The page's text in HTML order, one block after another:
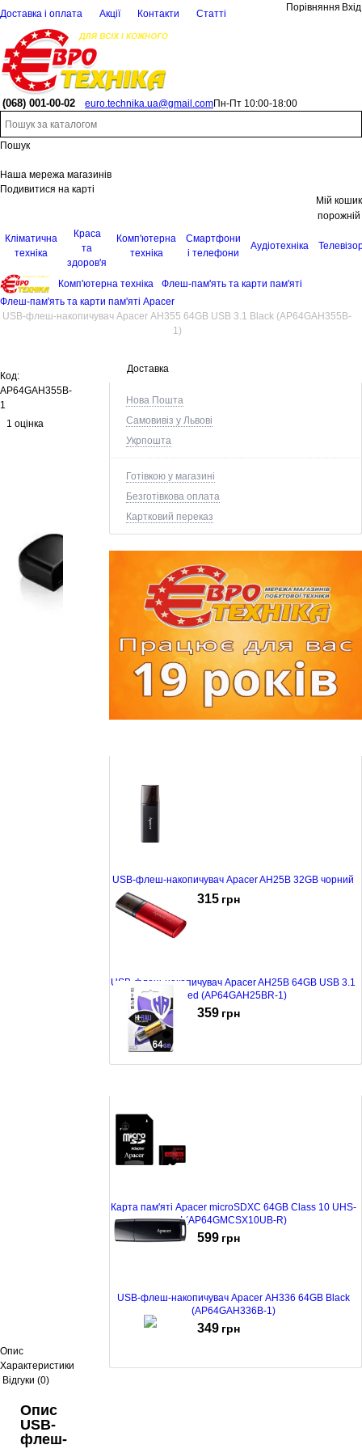
Доставка і оплата Акції Контакти Статті
Порівняння Вхід
(068) 001-00-02 euro.technika.ua@gmail.comПн-Пт 10:00-18:00
Пошук
Наша мережа магазинів
Подивитися на карті
Мій кошик
порожній
Кліматична
техніка
Краса
та
здоров'я
Комп'ютерна
техніка
Смартфони
і телефони
Аудіотехніка
Комп'ютерна техніка
Флеш-пам'ять та карти пам'яті
Флеш-пам'ять та карти пам'яті Apacer
USB-флеш-накопичувач Apacer AH355 64GB USB 3.1 Black (AP64GAH355B-
1)
Доставка
Нова Пошта
Самовивіз у Львові
Укрпошта
Готівкою у магазині
Безготівкова оплата
Картковий переказ
USB-флеш-накопичувач Apacer AH25B 32GB чорний
315 грн
USB-флеш-накопичувач Apacer AH25B 64GB USB 3.1
Red (AP64GAH25BR-1)
359 грн
Карта пам'яті Apacer microSDXC 64GB Class 10 UHS-
I (AP64GMCSX10UB-R)
599 грн
USB-флеш-накопичувач Apacer AH336 64GB Black
(AP64GAH336B-1)
349 грн
Код:
AP64GAH355B-
1
1 оцінка
Опис
Характеристики
Відгуки (0)
Опис
USB-
флеш-